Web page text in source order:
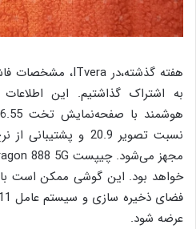
هفته گذشته،در ITvera، مشخصات فاش شده
به اشتراک گذاشتیم. این
عرضه شود.